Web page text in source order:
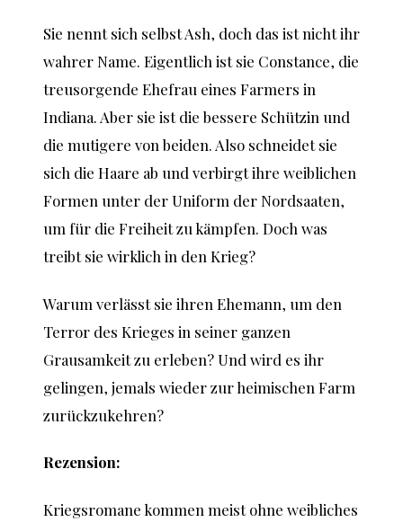
Sie nennt sich selbst Ash, doch das ist nicht ihr
wahrer Name. Eigentlich ist sie Constance, die
treusorgende Ehefrau eines Farmers in
Indiana. Aber sie ist die bessere Schützin und
die mutigere von beiden. Also schneidet sie
sich die Haare ab und verbirgt ihre weiblichen
Formen unter der Uniform der Nordsaaten,
um für die Freiheit zu kämpfen. Doch was
treibt sie wirklich in den Krieg?
Warum verlässt sie ihren Ehemann, um den
Terror des Krieges in seiner ganzen
Grausamkeit zu erleben? Und wird es ihr
gelingen, jemals wieder zur heimischen Farm
zurückzukehren?
Rezension:
Kriegsromane kommen meist ohne weibliches